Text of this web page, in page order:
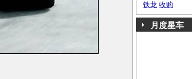
铁龙 收购
月度星车